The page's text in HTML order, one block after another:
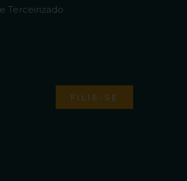
Terceirizado
FILIE-SE